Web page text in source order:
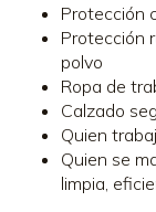
Protección
Protección
polvo
Ropa de
Calzado
Quien
Quien se
limpia,